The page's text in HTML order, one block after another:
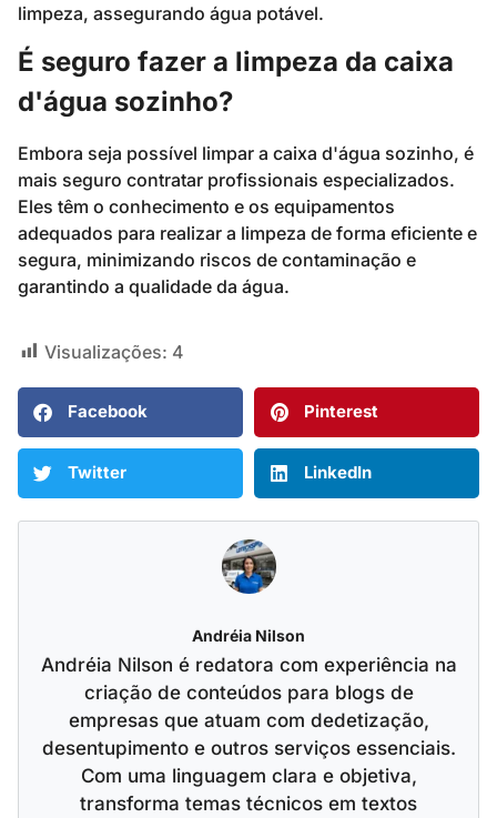
limpeza, assegurando água potável.
É seguro fazer a limpeza da caixa
d'água sozinho?
Embora seja possível limpar a caixa d'água sozinho, é
mais seguro contratar profissionais especializados.
Eles têm o conhecimento e os equipamentos
adequados para realizar a limpeza de forma eficiente e
segura, minimizando riscos de contaminação e
garantindo a qualidade da água.
Visualizações: 4
Facebook Pinterest
Twitter LinkedIn
Andréia Nilson
Andréia Nilson é redatora com experiência na
criação de conteúdos para blogs de
empresas que atuam com dedetização,
desentupimento e outros serviços essenciais.
Com uma linguagem clara e objetiva,
transforma temas técnicos em textos